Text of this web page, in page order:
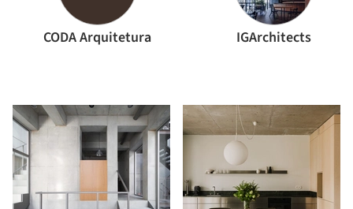
CODA Arquitetura IGArchitects